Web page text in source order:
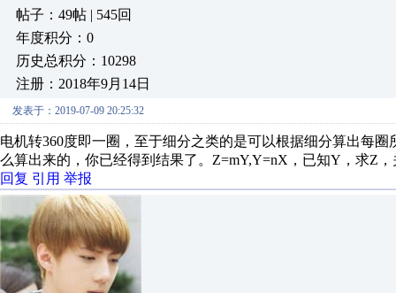
帖子：49帖 | 545回
年度积分：0
历史总积分：10298
注册：2018年9月14日
发表于：2019-07-09 20:25:32
电机转360度即一圈，至于细分之类的是可以根据细分算出每
么算出来的，你已经得到结果了。Z=mY,Y=nX，已知Y，求Z
回复 引用 举报